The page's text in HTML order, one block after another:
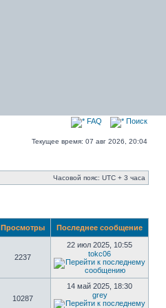
FAQ Поиск
Текущее время: 07 авг 2026, 20:04
Часовой пояс: UTC + 3 часа
Просмотры Последнее сообщение
2237
22 июл 2025, 10:55
tokc06
10287
14 май 2025, 18:30
grey